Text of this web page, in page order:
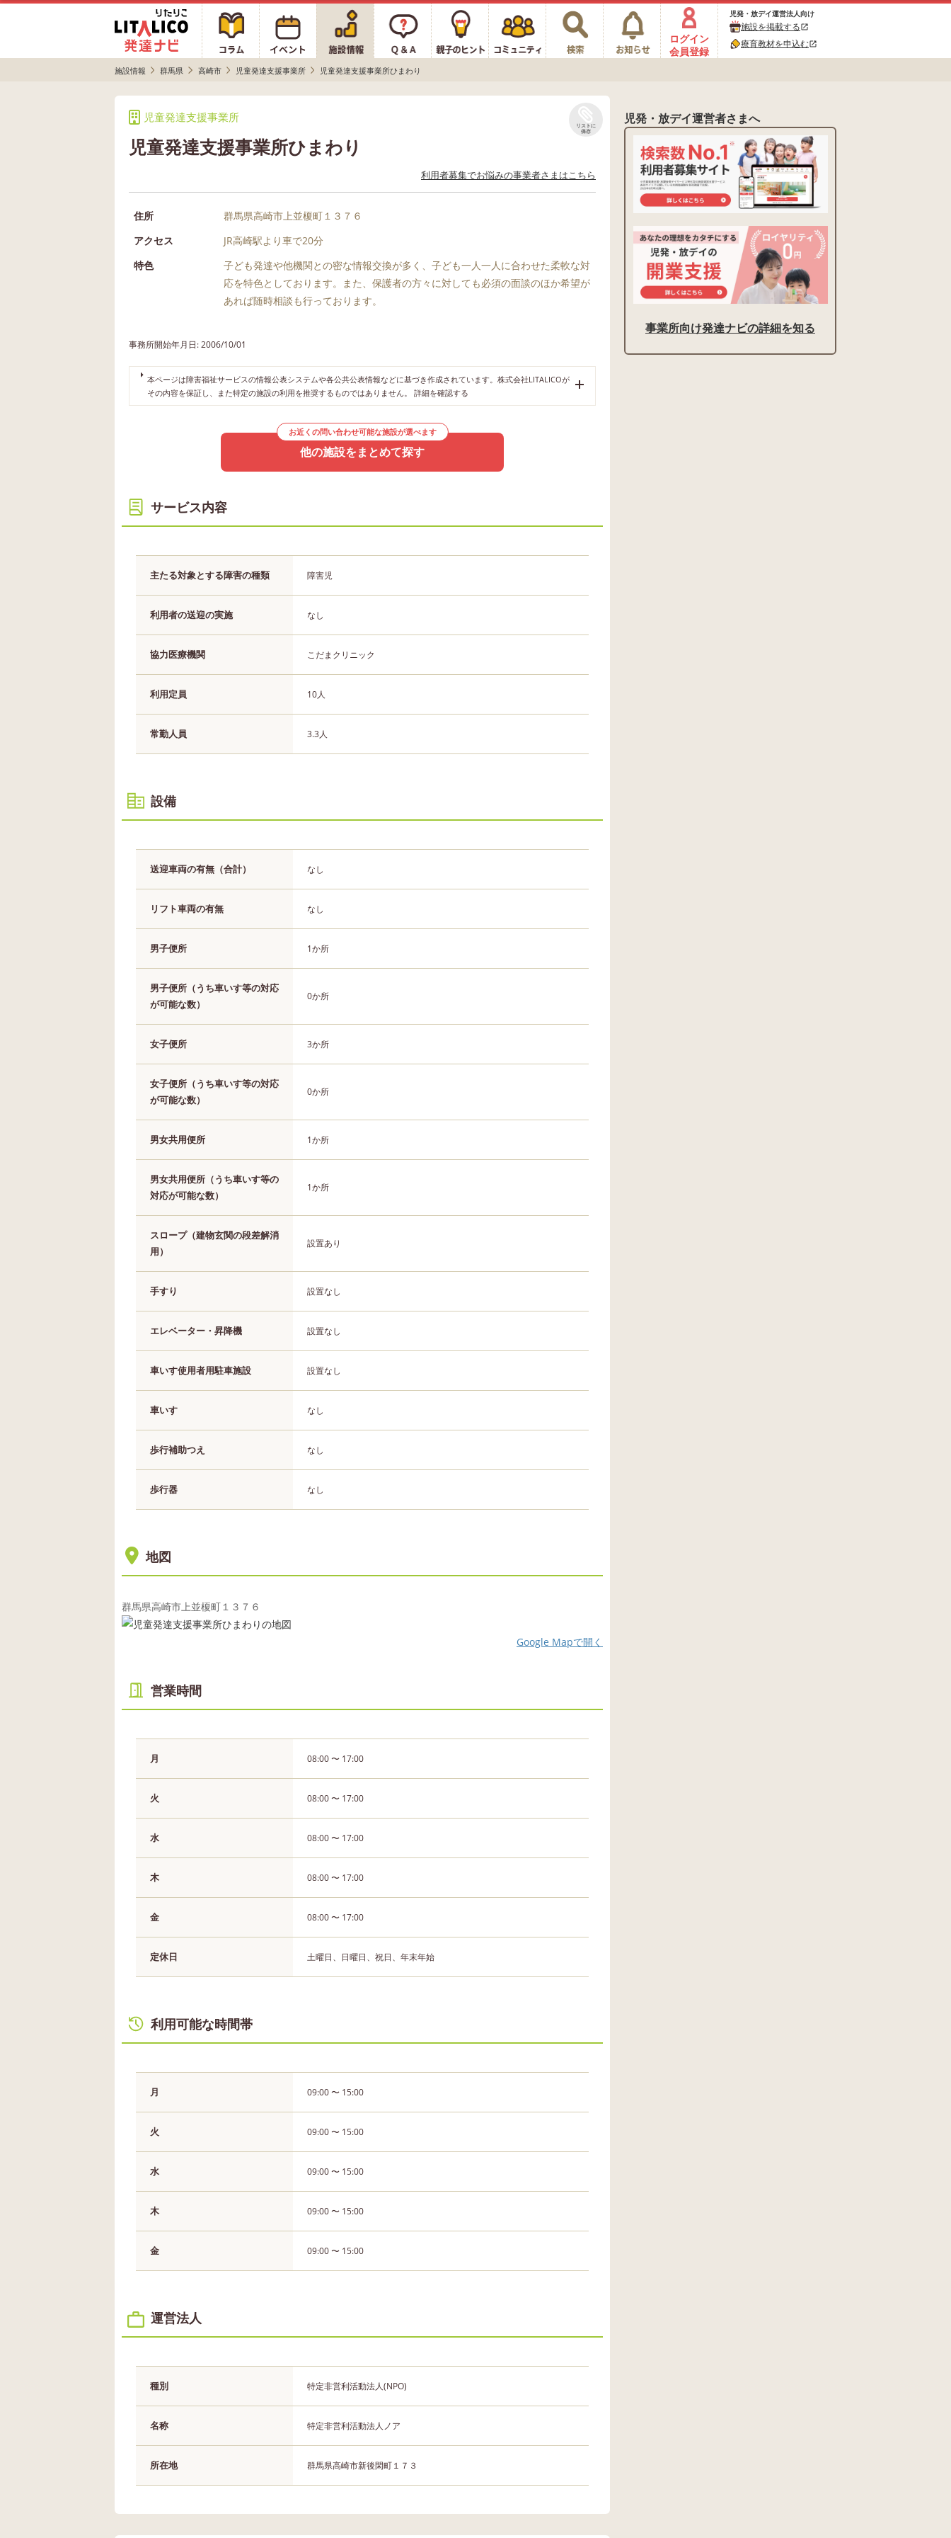
ログイン
会員登録
児発・放デイ運営法人向け
施設を掲載するopen_in_new
療育教材を申込むopen_in_new
施設情報 群馬県 高崎市 児童発達支援事業所 児童発達支援事業所ひまわり
児童発達支援事業所
児童発達支援事業所ひまわり
リストに
保存
利用者募集でお悩みの事業者さまはこちら
住所
群馬県高崎市上並榎町１３７６
アクセス
JR高崎駅より車で20分
特色
子ども発達や他機関との密な情報交換が多く、子ども一人一人に合わせた柔軟な対
応を特色としております。また、保護者の方々に対しても必須の面談のほか希望が
あれば随時相談も行っております。
事務所開始年月日: 2006/10/01
本ページは障害福祉サービスの情報公表システムや各公共公表情報などに基づき作成されています。株式会社LITALICOが
その内容を保証し、また特定の施設の利用を推奨するものではありません。 詳細を確認する
お近くの問い合わせ可能な施設が選べます
他の施設をまとめて探す
サービス内容
主たる対象とする障害の種類 障害児
利用者の送迎の実施 なし
協力医療機関 こだまクリニック
利用定員 10人
常勤人員 3.3人
設備
送迎車両の有無（合計） なし
リフト車両の有無 なし
男子便所 1か所
男子便所（うち車いす等の対応
が可能な数）
0か所
女子便所 3か所
女子便所（うち車いす等の対応
が可能な数）
0か所
男女共用便所 1か所
男女共用便所（うち車いす等の
対応が可能な数）
1か所
スロープ（建物玄関の段差解消
用）
設置あり
手すり 設置なし
エレベーター・昇降機 設置なし
車いす使用者用駐車施設 設置なし
車いす なし
歩行補助つえ なし
歩行器 なし
地図
群馬県高崎市上並榎町１３７６
Google Mapで開く
営業時間
月 08:00 〜 17:00
火 08:00 〜 17:00
水 08:00 〜 17:00
木 08:00 〜 17:00
金 08:00 〜 17:00
定休日 土曜日、日曜日、祝日、年末年始
利用可能な時間帯
月 09:00 〜 15:00
火 09:00 〜 15:00
水 09:00 〜 15:00
木 09:00 〜 15:00
金 09:00 〜 15:00
運営法人
種別 特定非営利活動法人(NPO)
名称 特定非営利活動法人ノア
所在地 群馬県高崎市新後閑町１７３
児発・放デイ運営者さまへ
事業所向け発達ナビの詳細を知る